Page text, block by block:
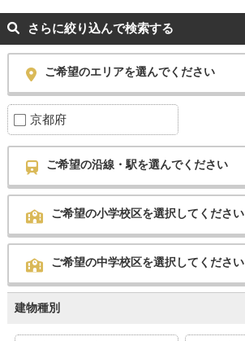
さらに絞り込んで検索する
ご希望のエリアを選んでください
京都府
ご希望の沿線・駅を選んでください
ご希望の小学校区を選択してください
ご希望の中学校区を選択してください
建物種別